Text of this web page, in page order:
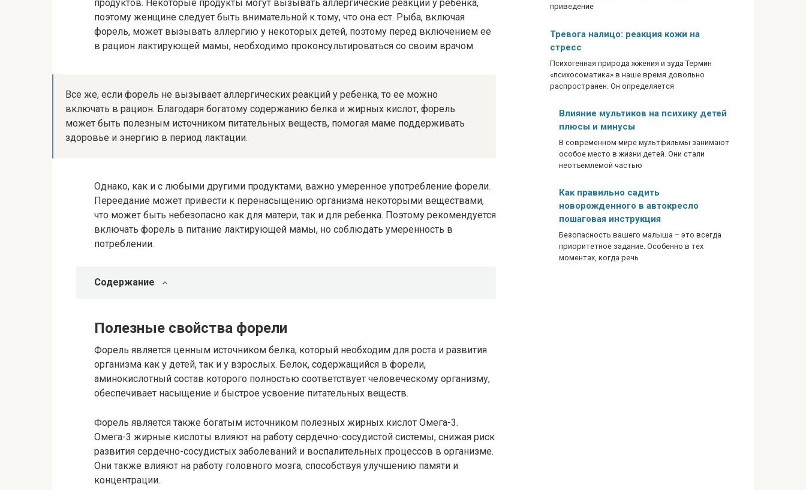
продуктов. Некоторые продукты могут вызывать аллергические реакции у ребенка,
поэтому женщине следует быть внимательной к тому, что она ест. Рыба, включая
форель, может вызывать аллергию у некоторых детей, поэтому перед включением ее
в рацион лактирующей мамы, необходимо проконсультироваться со своим врачом.
Все же, если форель не вызывает аллергических реакций у ребенка, то ее можно
включать в рацион. Благодаря богатому содержанию белка и жирных кислот, форель
может быть полезным источником питательных веществ, помогая маме поддерживать
здоровье и энергию в период лактации.
Однако, как и с любыми другими продуктами, важно умеренное употребление форели.
Переедание может привести к перенасыщению организма некоторыми веществами,
что может быть небезопасно как для матери, так и для ребенка. Поэтому рекомендуется
включать форель в питание лактирующей мамы, но соблюдать умеренность в
потреблении.
Содержание
Полезные свойства форели
Форель является ценным источником белка, который необходим для роста и развития
организма как у детей, так и у взрослых. Белок, содержащийся в форели,
аминокислотный состав которого полностью соответствует человеческому организму,
обеспечивает насыщение и быстрое усвоение питательных веществ.
Форель является также богатым источником полезных жирных кислот Омега-3.
Омега-3 жирные кислоты влияют на работу сердечно-сосудистой системы, снижая риск
развития сердечно-сосудистых заболеваний и воспалительных процессов в организме.
Они также влияют на работу головного мозга, способствуя улучшению памяти и
концентрации.
приведение
Тревога налицо: реакция кожи на
стресс
Психогенная природа жжения и зуда Термин
«психосоматика» в наше время довольно
распространен. Он определяется
Влияние мультиков на психику детей
плюсы и минусы
В современном мире мультфильмы занимают
особое место в жизни детей. Они стали
неотъемлемой частью
Как правильно садить
новорожденного в автокресло
пошаговая инструкция
Безопасность вашего малыша – это всегда
приоритетное задание. Особенно в тех
моментах, когда речь